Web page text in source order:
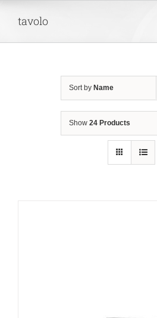
tavolo
Sort by Name
Show 24 Products